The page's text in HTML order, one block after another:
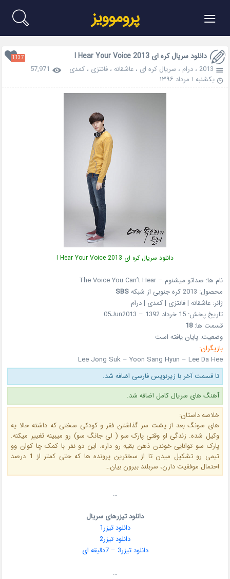
≡ پروموویز
دانلود سریال کره ای I Hear Your Voice 2013 1137
2013 ،درام ، سریال کره ای ،عاشقانه ،فانتزی ،کمدی
57,971
یکشنبه ۱ مرداد ۱۳۹۶
دانلود سریال کره ای I Hear Your Voice 2013
نام ها: صداتو میشنوم – The Voice You Can’t Hear
محصول: 2013 کره جنوبی از شبکه
SBS
ژانر: عاشقانه | فانتزی | کمدی | درام
تاریخ پخش: 15 خرداد 1392 – 05Jun2013
قسمت ها:18
وضعیت: پایان یافته است
بازیگران:
Lee Jong Suk – Yoon Sang Hyun – Lee Da Hee
تا قسمت آخر با زیرنویس فارسی اضافه شد.
آهنگ های سریال کامل اضافه شد.
خلاصه داستان:
های سونگ بعد از پشت سر گذاشتن فقر و کودکی سختی که داشته حالا یه
وکیل شده. زندگی او وقتی پارک سو ( لی جانگ سو) رو میبینه تغییر میکنه.
پارک سو توانایی خوندن ذهن بقیه رو داره. این دو نفر با کمک چا کوان وو
تیمی رو تشکیل میدن تا از سخترین پرونده ها که حتی کمتر از 1 درصد
احتمال موفقیت دارن، سربلند بیرون بیان…
…
دانلود تیزرهای سریال
دانلود تیزر1
دانلود تیزر2
دانلود تیزر3 – 7دقیقه ای
…